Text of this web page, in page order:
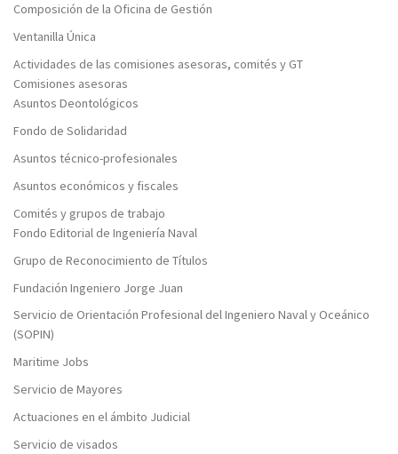
Composición de la Oficina de Gestión
Ventanilla Única
Actividades de las comisiones asesoras, comités y GT
Comisiones asesoras
Asuntos Deontológicos
Fondo de Solidaridad
Asuntos técnico-profesionales
Asuntos económicos y fiscales
Comités y grupos de trabajo
Fondo Editorial de Ingeniería Naval
Grupo de Reconocimiento de Títulos
Fundación Ingeniero Jorge Juan
Servicio de Orientación Profesional del Ingeniero Naval y Oceánico
(SOPIN)
Maritime Jobs
Servicio de Mayores
Actuaciones en el ámbito Judicial
Servicio de visados